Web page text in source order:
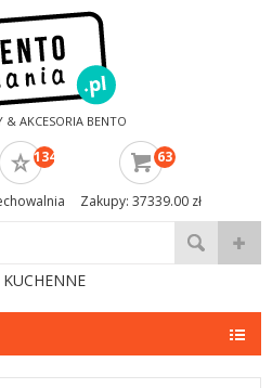
& AKCESORIA BENTO
134 63
Zakupy: 37339.00 zł